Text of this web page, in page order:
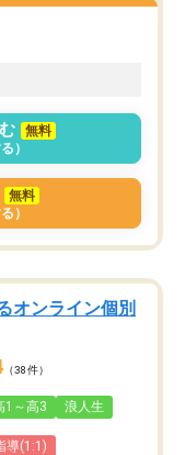
無料
）
無料
）
オンライン個別
（38件）
1～高3 浪人生
導(1:1)